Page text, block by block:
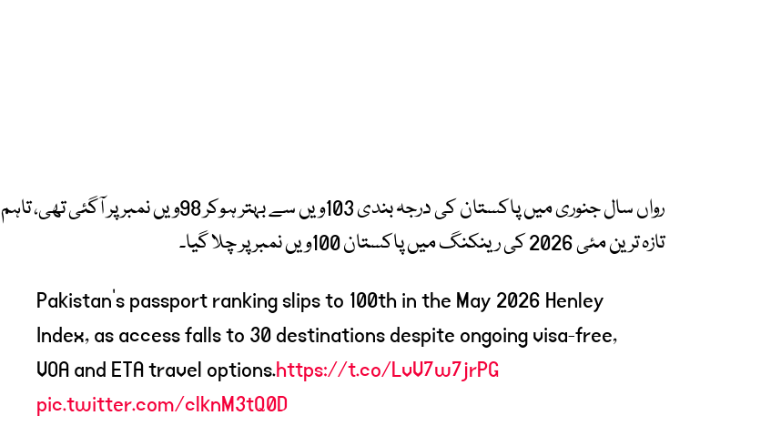
رواں سال جنوری میں پاکستان کی درجہ بندی 103ویں سے بہتر ہوکر 98ویں نمبر پر آگئی تھی، تاہم
تازہ ترین مئی 2026 کی رینکنگ میں پاکستان 100ویں نمبر پر چلا گیا۔
Pakistan’s passport ranking slips to 100th in the May 2026 Henley
Index, as access falls to 30 destinations despite ongoing visa-free,
VOA and ETA travel options.https://t.co/LvV7w7jrPG
pic.twitter.com/clknM3tQ0D